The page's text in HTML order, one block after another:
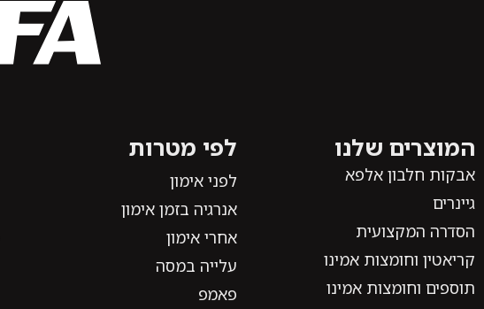
המוצרים שלנו
אבקות חלבון אלפא
גיינרים
הסדרה המקצועית
קריאטין וחומצות אמינו
תוספים וחומצות אמינו
לפי מטרות
לפני אימון
אנרגיה בזמן אימון
אחרי אימון
עלייה במסה
פאמפ